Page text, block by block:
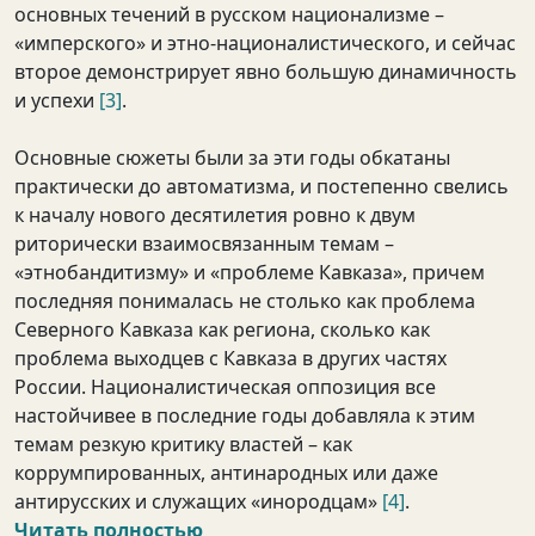
основных течений в русском национализме –
«имперского» и этно-националистического, и сейчас
второе демонстрирует явно большую динамичность
и успехи [3].
Основные сюжеты были за эти годы обкатаны
практически до автоматизма, и постепенно свелись
к началу нового десятилетия ровно к двум
риторически взаимосвязанным темам –
«этнобандитизму» и «проблеме Кавказа», причем
последняя понималась не столько как проблема
Северного Кавказа как региона, сколько как
проблема выходцев с Кавказа в других частях
России. Националистическая оппозиция все
настойчивее в последние годы добавляла к этим
темам резкую критику властей – как
коррумпированных, антинародных или даже
антирусских и служащих «инородцам» [4].
Читать полностью